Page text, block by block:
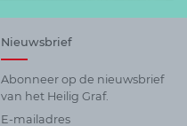
Nieuwsbrief
Abonneer op de nieuwsbrief
van het Heilig Graf.
E-mailadres